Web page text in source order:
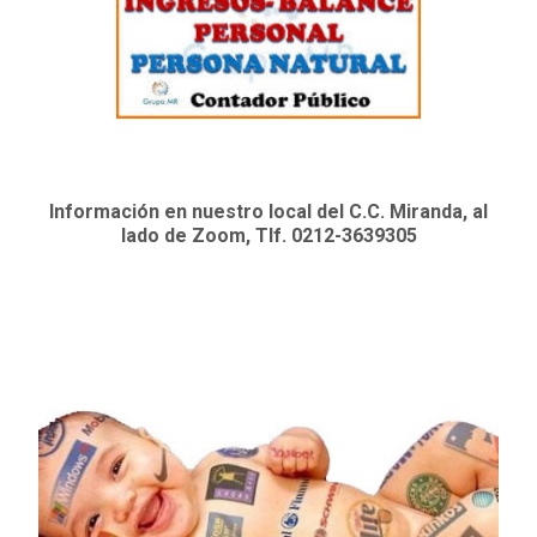
Información en nuestro local del C.C. Miranda, al
lado de Zoom, Tlf. 0212-3639305